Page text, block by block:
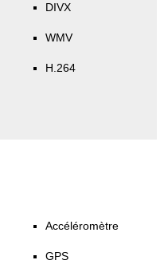
DIVX
WMV
H.264
Accéléromètre
GPS